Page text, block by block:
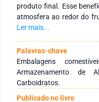
produto final. Esse
atmosfera ao redor do
seu processo de
produtos e dados
embalagens não são
produção de resíduos
biodegradáveis podem
dos filmes plásticos,
Ler mais...
Palavras-chave
Embalagens
Armazenamento de
Carboidratos.
Publicado no livro